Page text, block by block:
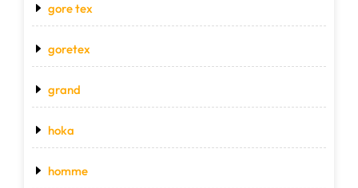
gore tex
goretex
grand
hoka
homme